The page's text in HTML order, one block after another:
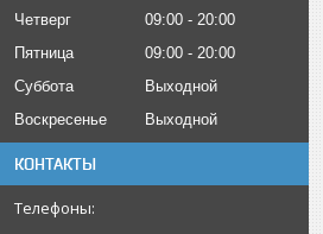
Четверг
09:00
20:00
Пятница
09:00
20:00
Суббота
Выходной
Воскресенье
Выходной
КОНТАКТЫ